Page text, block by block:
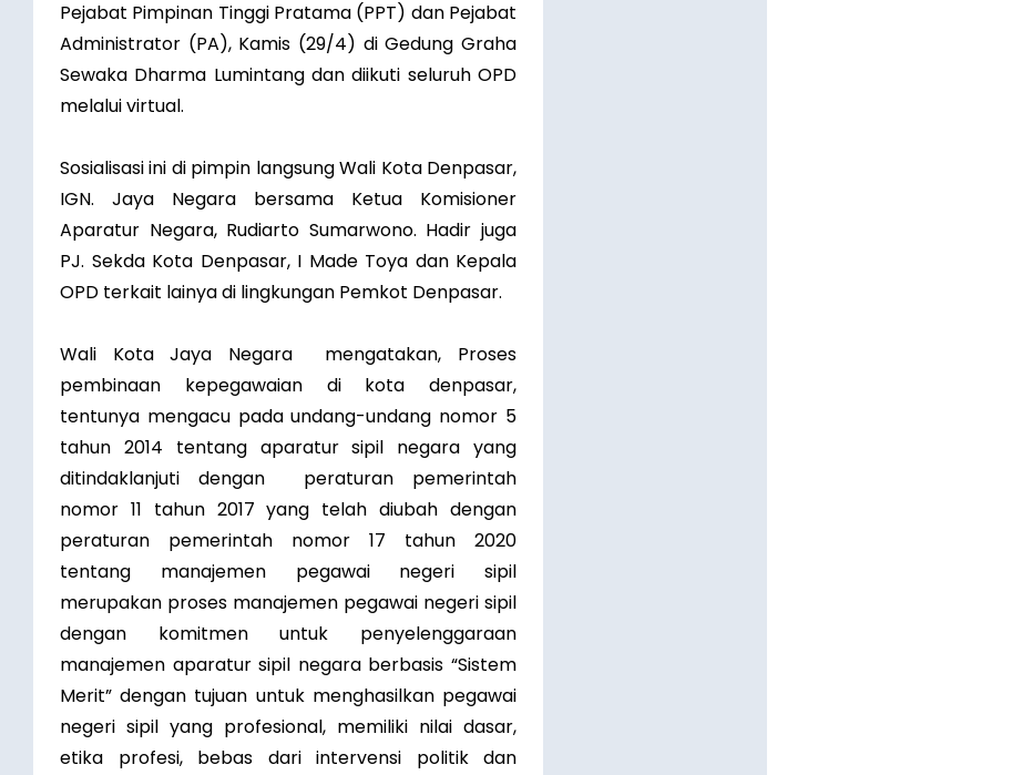
Pejabat Pimpinan Tinggi Pratama (PPT) dan Pejabat
Administrator (PA), Kamis (29/4) di Gedung Graha
Sewaka Dharma Lumintang dan diikuti seluruh OPD
melalui virtual.
Sosialisasi ini di pimpin langsung Wali Kota Denpasar,
IGN. Jaya Negara bersama Ketua Komisioner
Aparatur Negara, Rudiarto Sumarwono. Hadir juga
PJ. Sekda Kota Denpasar, I Made Toya dan Kepala
OPD terkait lainya di lingkungan Pemkot Denpasar.
Wali Kota Jaya Negara mengatakan, Proses
pembinaan kepegawaian di kota denpasar,
tentunya mengacu pada undang-undang nomor 5
tahun 2014 tentang aparatur sipil negara yang
ditindaklanjuti dengan peraturan pemerintah
nomor 11 tahun 2017 yang telah diubah dengan
peraturan pemerintah nomor 17 tahun 2020
tentang manajemen pegawai negeri sipil
merupakan proses manajemen pegawai negeri sipil
dengan komitmen untuk penyelenggaraan
manajemen aparatur sipil negara berbasis “Sistem
Merit” dengan tujuan untuk menghasilkan pegawai
negeri sipil yang profesional, memiliki nilai dasar,
etika profesi, bebas dari intervensi politik dan